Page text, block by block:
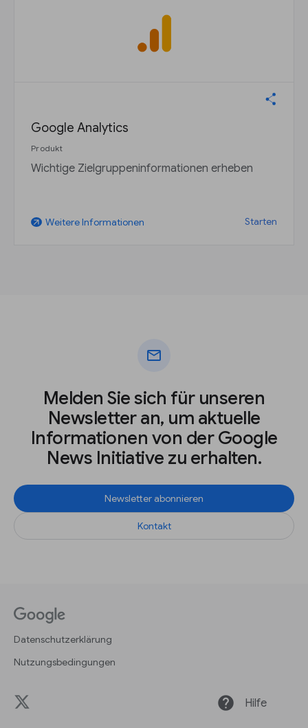
Google Analytics
Produkt
Wichtige Zielgruppeninformationen erheben
arrow_outward Weitere Informationen Starten
mail
Melden Sie sich für unseren
Newsletter an, um aktuelle
Informationen von der Google
News Initiative zu erhalten.
Newsletter abonnieren
Kontakt
Datenschutzerklärung
Nutzungsbedingungen
help Hilfe